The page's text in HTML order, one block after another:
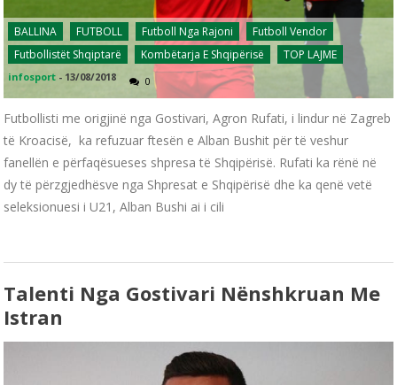
BALLINA FUTBOLL Futboll Nga Rajoni
Futboll Vendor
Futbollistët Shqiptarë
Kombëtarja E Shqipërisë TOP LAJME
infosport - 13/08/2018 0
Futbollisti me origjinë nga Gostivari, Agron Rufati, i lindur në Zagreb
të Kroacisë, ka refuzuar ftesën e Alban Bushit për të veshur
fanellën e përfaqësueses shpresa të Shqipërisë. Rufati ka rënë në
dy të përzgjedhësve nga Shpresat e Shqipërisë dhe ka qenë vetë
seleksionuesi i U21, Alban Bushi ai i cili
Talenti Nga Gostivari Nënshkruan Me
Istran